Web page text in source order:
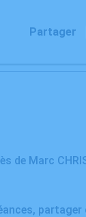
Partager
de Marc